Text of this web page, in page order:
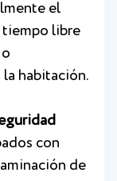
el
tiempo libre
habitación.
con
de